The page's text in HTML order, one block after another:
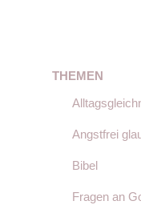
THEMEN
Angstfrei
Bibel
Fragen an